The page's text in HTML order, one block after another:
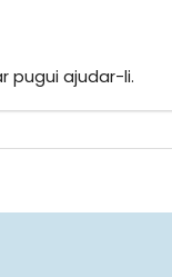
pugui ajudar-li.